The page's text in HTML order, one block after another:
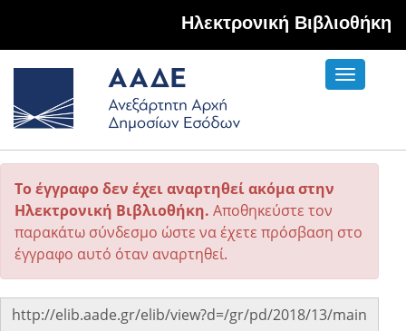
Hλεκτρονική Βιβλιοθήκη
Toggle
Το έγγραφο δεν έχει αναρτηθεί ακόμα στην
Ηλεκτρονική Βιβλιοθήκη. Αποθηκεύστε τον
παρακάτω σύνδεσμο ώστε να έχετε πρόσβαση στο
έγγραφο αυτό όταν αναρτηθεί.